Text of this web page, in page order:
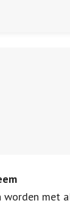
worden met